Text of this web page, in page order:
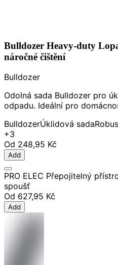
Bulldozer Heavy-duty
náročné čištění
Bulldozer
Odolná sada Bulldozer pro
odpadu. Ideální pro
BulldozerÚklidová sada
+3
Od 248,95 Kč
Add
PRO ELEC Přepojitelný
spoušť
Od 627,95 Kč
Add